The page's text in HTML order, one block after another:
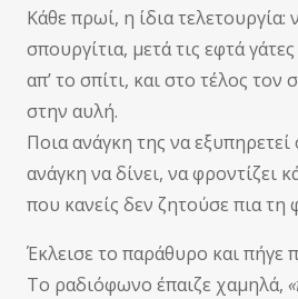
Κάθε πρωί, η ίδια τελετουργία:
σπουργίτια, μετά τις εφτά
απ’ το σπίτι, και στο τέλος
στην αυλή.
Ποια ανάγκη της να
ανάγκη να δίνει, να φροντίζει
που κανείς δεν ζητούσε πια τη
Έκλεισε το παράθυρο και πήγε
Το ραδιόφωνο έπαιζε χαμηλά,